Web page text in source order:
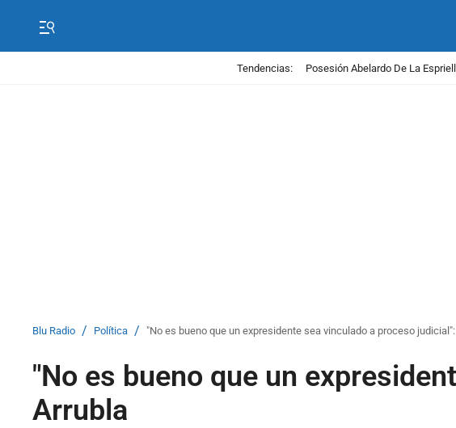
Tendencias: Posesión Abelardo De La
Blu Radio / Política / "No es bueno que un expresidente sea vinculado a proceso
"No es bueno que un
Arrubla